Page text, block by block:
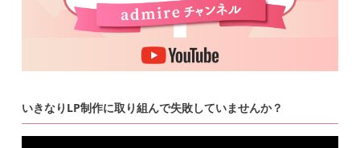
いきなりLP制作に取り組んで失敗していませんか？
動